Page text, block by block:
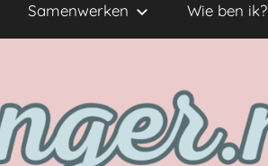
Samenwerken Wie ben ik?